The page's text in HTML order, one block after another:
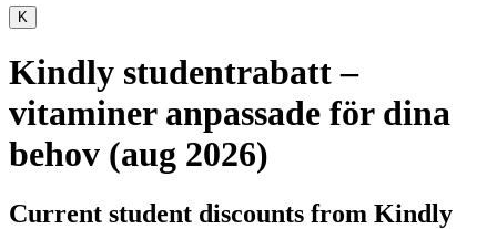
K
Kindly studentrabatt –
vitaminer anpassade för dina
behov (aug 2026)
Current student discounts from Kindly